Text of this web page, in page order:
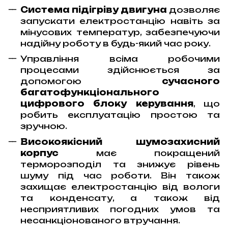
Система підігріву двигуна дозволяє
запускати електростанцію навіть за
мінусових температур, забезпечуючи
надійну роботу в будь-який час року.
Управління всіма робочими
процесами здійснюється за
допомогою сучасного
багатофункціонального
цифрового блоку керування, що
робить експлуатацію простою та
зручною.
Високоякісний шумозахисний
корпус має покращений
терморозподіл та знижує рівень
шуму під час роботи. Він також
захищає електростанцію від вологи
та конденсату, а також від
несприятливих погодних умов та
несанкціонованого втручання.